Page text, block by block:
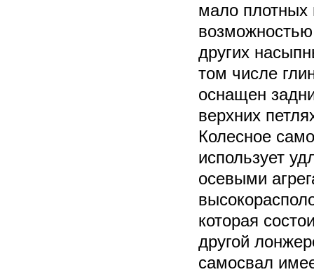
мало плотных
других
том числе
оснащен
верхних
Колесное
использует
осевыми
которая
другой
самосвал